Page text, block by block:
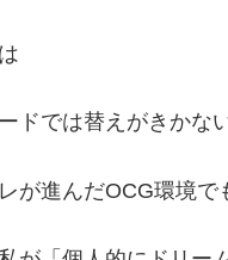
ードでは替えがきかな
レが進んだOCG環境